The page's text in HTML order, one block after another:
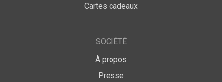
Cartes cadeaux
SOCIÉTÉ
À propos
Presse